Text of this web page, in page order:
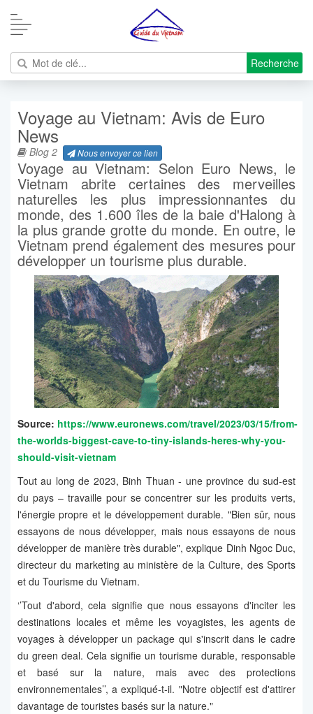
Recherche
Voyage au Vietnam: Avis de Euro
News
Blog 2 Nous envoyer ce lien
Voyage au Vietnam: Selon Euro News, le
Vietnam abrite certaines des merveilles
naturelles les plus impressionnantes du
monde, des 1.600 îles de la baie d'Halong à
la plus grande grotte du monde. En outre, le
Vietnam prend également des mesures pour
développer un tourisme plus durable.
Source: https://www.euronews.com/travel/2023/03/15/from-
the-worlds-biggest-cave-to-tiny-islands-heres-why-you-
should-visit-vietnam
Tout au long de 2023, Binh Thuan - une province du sud-est
du pays – travaille pour se concentrer sur les produits verts,
l'énergie propre et le développement durable. "Bien sûr, nous
essayons de nous développer, mais nous essayons de nous
développer de manière très durable", explique Dinh Ngoc Duc,
directeur du marketing au ministère de la Culture, des Sports
et du Tourisme du Vietnam.
‘’Tout d'abord, cela signifie que nous essayons d'inciter les
destinations locales et même les voyagistes, les agents de
voyages à développer un package qui s'inscrit dans le cadre
du green deal. Cela signifie un tourisme durable, responsable
et basé sur la nature, mais avec des protections
environnementales’’, a expliqué-t-il. "Notre objectif est d'attirer
davantage de touristes basés sur la nature."